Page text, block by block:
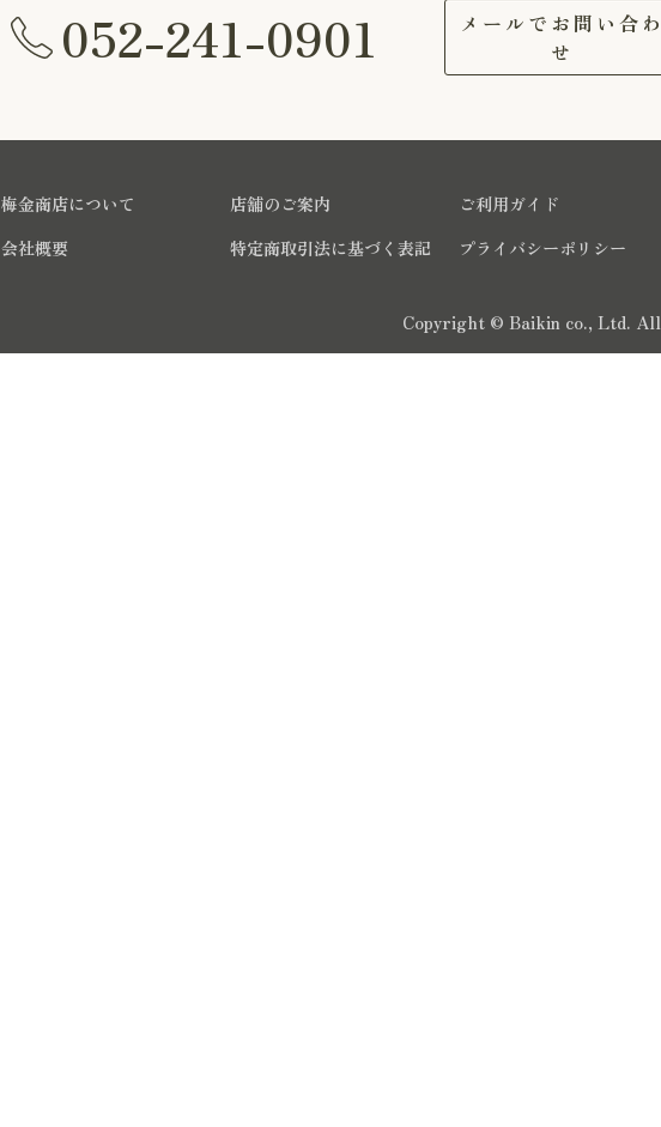
052-241-0901
メールでお問い合わ
せ
梅金商店について 店舗のご案内 ご利用ガイド
会社概要
特定商取引法に基づく表記 プライバシーポリシー
Copyright © Baikin co., Ltd.